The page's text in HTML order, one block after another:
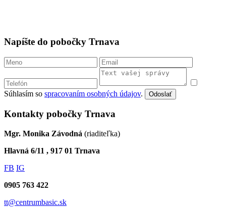
Napíšte do pobočky Trnava
Súhlasím so spracovaním osobných údajov. Odoslať
Kontakty pobočky Trnava
Mgr. Monika Závodná (riaditeľka)
Hlavná 6/11 , 917 01 Trnava
FB IG
0905 763 422
tt@centrumbasic.sk